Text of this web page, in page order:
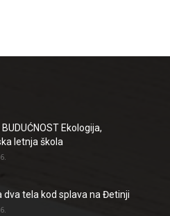
BUDUĆNOST Ekologija,
letnja škola
dva tela kod splava na Đetinji